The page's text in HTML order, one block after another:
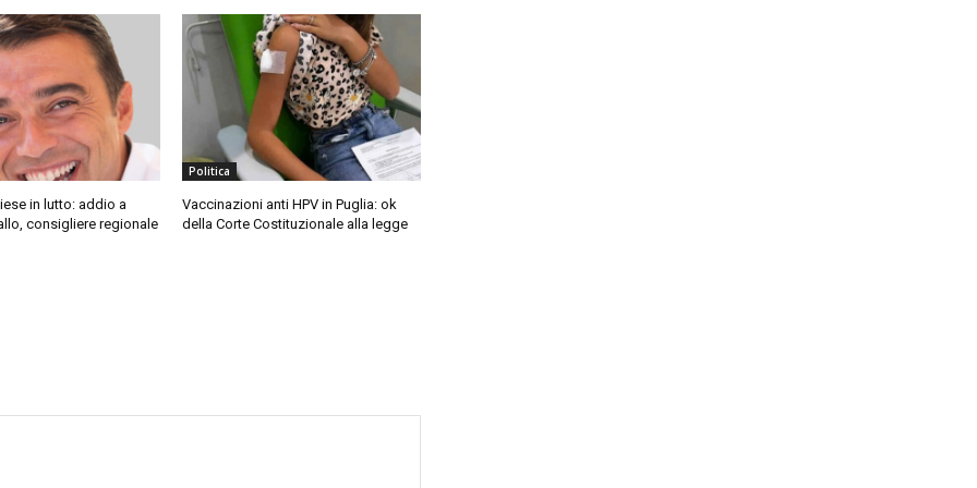
in lutto: addio a
consigliere regionale
Politica
Vaccinazioni anti HPV in Puglia: ok
della Corte Costituzionale alla legge